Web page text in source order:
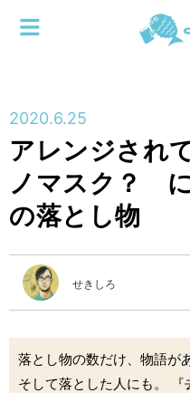
メニ
2020.6.25
アレンジされ
ノマスク？
の落とし物
せきしろ
落とし物の数だけ、物語が
そして落とした人にも。